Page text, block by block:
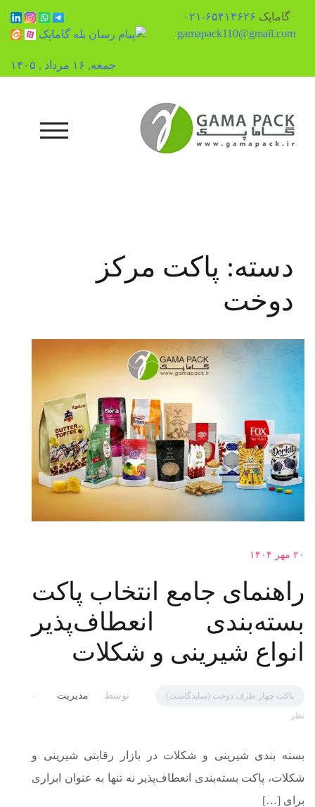
گاماپک ۶۵۴۱۳۶۲۶-۰۲۱
gamapack110@gmail.com
جمعه, ۱۶ مرداد , ۱۴۰۵
محتوا
منوی تلفن
دسته: پاکت مرکز
دوخت
۲۰ مهر ۱۴۰۴
راهنمای جامع انتخاب پاکت
بسته‌بندی انعطاف‌پذیر
انواع شیرینی و شکلات
پاکت چهار طرف دوخت (سایدگاست) توسط مدیریت
۰
نظر
بسته بندی شیرینی و شکلات در بازار رقابتی شیرینی و
شکلات، پاکت بسته‌بندی انعطاف‌پذیر نه تنها به عنوان ابزاری
برای […]